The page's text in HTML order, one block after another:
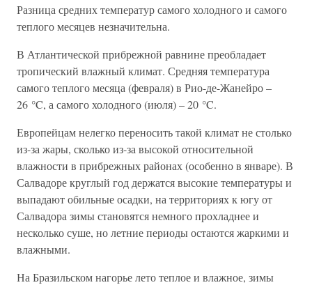
Разница средних температур самого холодного и самого
теплого месяцев незначительна.
В Атлантической прибрежной равнине преобладает
тропический влажный климат. Средняя температура
самого теплого месяца (февраля) в Рио-де-Жанейро –
26 °C, а самого холодного (июля) – 20 °C.
Европейцам нелегко переносить такой климат не столько
из-за жары, сколько из-за высокой относительной
влажности в прибрежных районах (особенно в январе). В
Салвадоре круглый год держатся высокие температуры и
выпадают обильные осадки, на территориях к югу от
Салвадора зимы становятся немного прохладнее и
несколько суше, но летние периоды остаются жаркими и
влажными.
На Бразильском нагорье лето теплое и влажное, зимы